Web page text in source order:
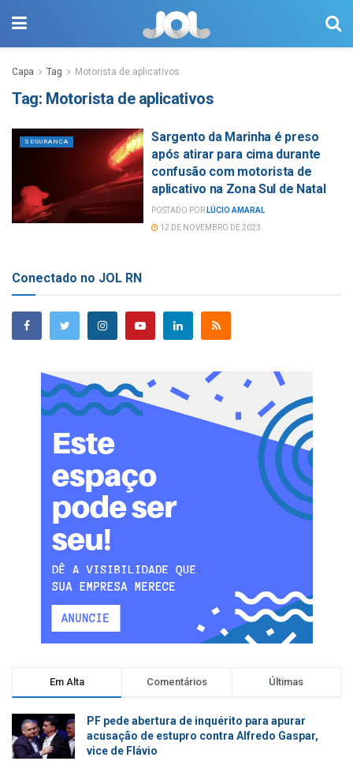
Capa Tag Motorista de aplicativos
Tag: Motorista de aplicativos
SEGURANÇA
Sargento da Marinha é preso
após atirar para cima durante
confusão com motorista de
aplicativo na Zona Sul de Natal
POSTADO POR LÚCIO AMARAL
12 DE NOVEMBRO DE 2023
Conectado no JOL RN
Em Alta Comentários Últimas
PF pede abertura de inquérito para apurar
acusação de estupro contra Alfredo Gaspar,
vice de Flávio